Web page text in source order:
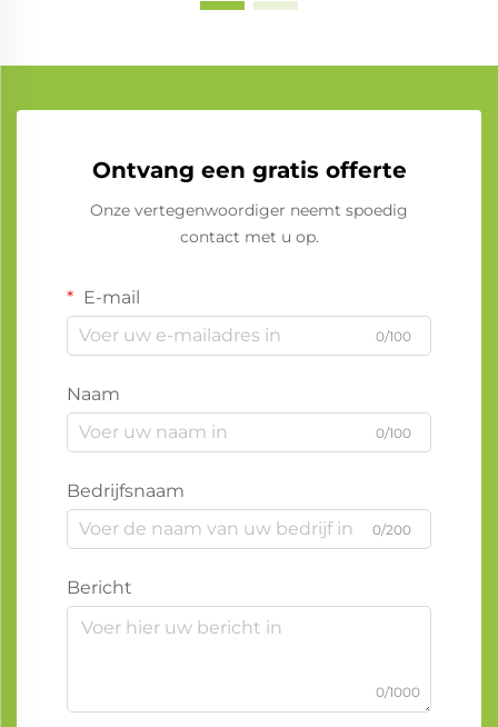
Ontvang een gratis offerte
Onze vertegenwoordiger neemt spoedig
contact met u op.
E-mail
0/100
Naam
0/100
Bedrijfsnaam
0/200
Bericht
0/1000